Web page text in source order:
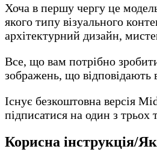
Хоча в першу чергу це
якого типу візуального
архітектурний дизайн,
Все, що вам потрібно
зображень, що відповідають
Існує безкоштовна версія
підписатися на один з трьох
Корисна інструкція/